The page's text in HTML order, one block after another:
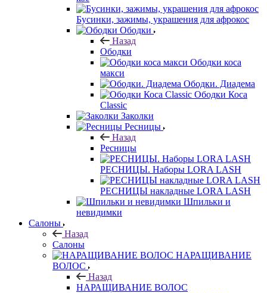
Бусинки, зажимы, украшения для афрокос
Ободки
Назад
Ободки
Ободки коса
макси
Ободки. Диадема
Ободки Коса
Classic
Заколки
Ресницы
Назад
Ресницы
РЕСНИЦЫ. Наборы LORA LASH
РЕСНИЦЫ накладные LORA LASH
Шпильки и
невидимки
Салоны
Назад
Салоны
НАРАЩИВАНИЕ
ВОЛОС
Назад
НАРАЩИВАНИЕ ВОЛОС